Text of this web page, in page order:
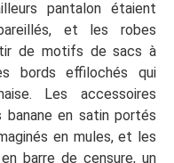
pantalon étaient
et les robes
de motifs de sacs à
bords effilochés qui
Les accessoires
banane en satin portés
en mules, et les
barre de censure, un